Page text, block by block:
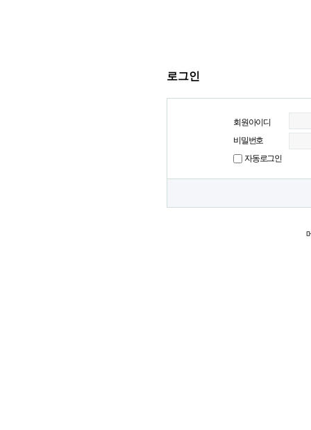
로그인
회원아이디
비밀번호
자동로그인